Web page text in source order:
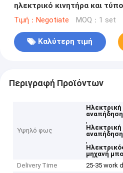
ηλεκτρικό κινητήρα και
δέσμης της σειράς Κ
Τιμή：Negotiate MOQ：1 set
Καλύτερη τιμή
Περιγραφή Προϊόντων
Υψηλό φως
,
,
μηχανή
Delivery Time
25-35 work